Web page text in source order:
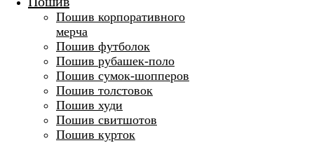
Пошив корпоративного
мерча
Пошив футболок
Пошив рубашек-поло
Пошив сумок-шопперов
Пошив толстовок
Пошив худи
Пошив свитшотов
Пошив курток